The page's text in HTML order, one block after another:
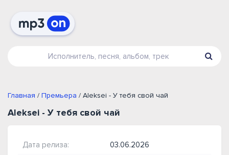
Главная / Премьера / Aleksei - У тебя свой чай
Aleksei - У тебя свой чай
Дата релиза: 03.06.2026